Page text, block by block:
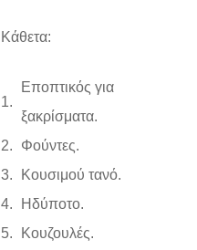
Κάθετα:
1.
Εποπτικός για
ξακρίσματα.
2.
Φούντες.
3.
Κουσιμού τανό.
4.
Ηδύποτο.
5.
Κουζουλές.